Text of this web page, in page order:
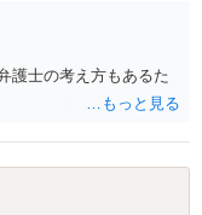
護士の考え方もあるた